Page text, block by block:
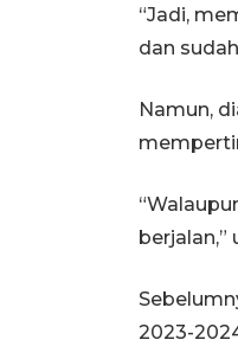
“Jadi,
dan
Namun,
berjalan,”
2023-